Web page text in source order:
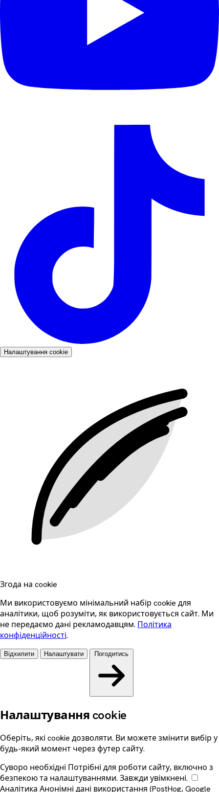
Налаштування cookie
Згода на cookie
Ми використовуємо мінімальний набір cookie для
аналітики, щоб розуміти, як використовується сайт. Ми
не передаємо дані рекламодавцям. Політика
конфіденційності.
Відхилити Налаштувати Погодитись
Налаштування cookie
Оберіть, які cookie дозволяти. Ви можете змінити вибір у
будь-який момент через футер сайту.
Суворо необхідні Потрібні для роботи сайту, включно з
безпекою та налаштуваннями. Завжди увімкнені.
Аналітика Анонімні дані використання (PostHog, Google